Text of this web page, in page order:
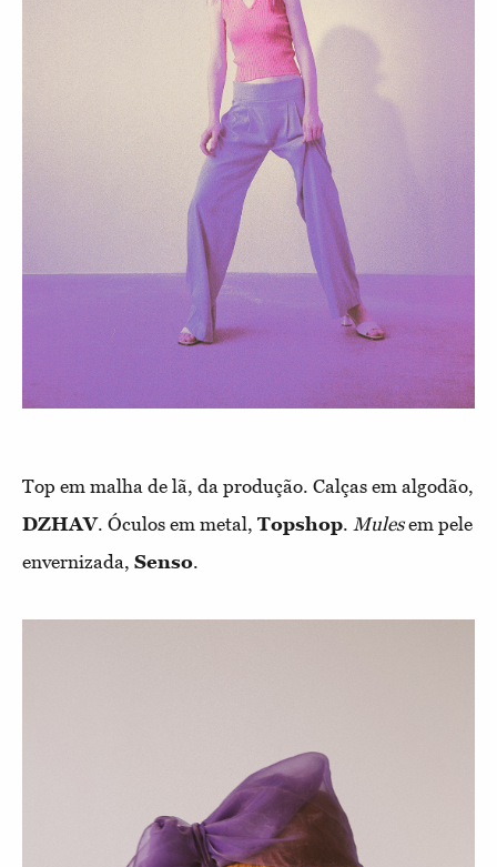
Top em malha de lã, da produção. Calças em algodão,
DZHAV. Óculos em metal, Topshop. Mulesem pele
envernizada, Senso.